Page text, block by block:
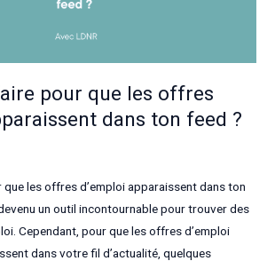
pour que les offres
dans ton feed ?
les offres d’emploi apparaissent dans ton
un outil incontournable pour trouver des
Cependant, pour que les offres d’emploi
dans votre fil d’actualité, quelques